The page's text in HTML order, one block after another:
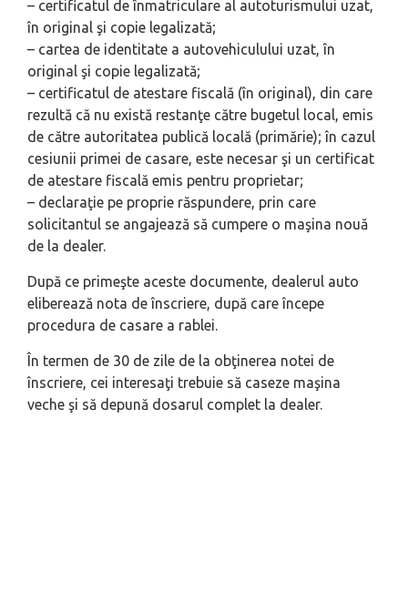
– certificatul de înmatriculare al autoturismului uzat,
în original şi copie legalizată;
– cartea de identitate a autovehiculului uzat, în
original şi copie legalizată;
– certificatul de atestare fiscală (în original), din care
rezultă că nu există restanţe către bugetul local, emis
de către autoritatea publică locală (primărie); în cazul
cesiunii primei de casare, este necesar şi un certificat
de atestare fiscală emis pentru proprietar;
– declaraţie pe proprie răspundere, prin care
solicitantul se angajează să cumpere o maşina nouă
de la dealer.
După ce primeşte aceste documente, dealerul auto
eliberează nota de înscriere, după care începe
procedura de casare a rablei.
În termen de 30 de zile de la obţinerea notei de
înscriere, cei interesaţi trebuie să caseze maşina
veche şi să depună dosarul complet la dealer.